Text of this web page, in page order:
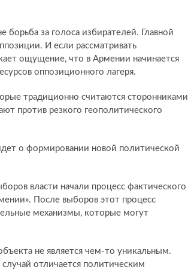
борьба за голоса избирателей. Главной
И если рассматривать
ощущение, что в Армении начинается
оппозиционного лагеря.
традиционно считаются сторонниками
против резкого геополитического
о формировании новой политической
власти начали процесс фактического
После выборов этот процесс
механизмы, которые могут
не является чем-то уникальным.
отличается политическим